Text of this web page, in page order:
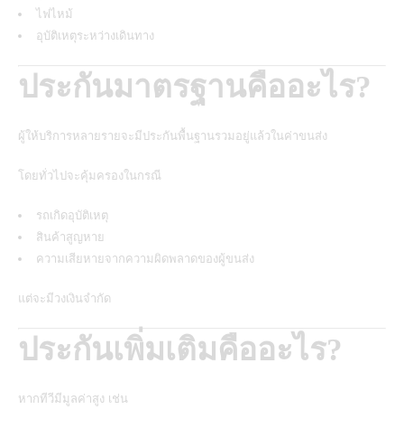
ไฟไหม้
อุบัติเหตุระหว่างเดินทาง
ประกันมาตรฐานคืออะไร?
ผู้ให้บริการหลายรายจะมีประกันพื้นฐานรวมอยู่แล้วในค่าขนส่ง
โดยทั่วไปจะคุ้มครองในกรณี
รถเกิดอุบัติเหตุ
สินค้าสูญหาย
ความเสียหายจากความผิดพลาดของผู้ขนส่ง
แต่จะมีวงเงินจำกัด
ประกันเพิ่มเติมคืออะไร?
หากทีวีมีมูลค่าสูง เช่น